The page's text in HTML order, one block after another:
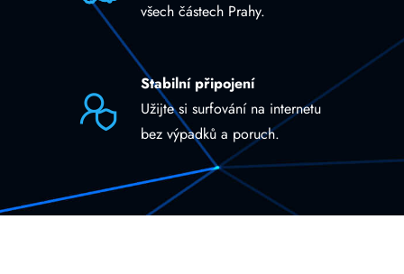
všech částech Prahy.
Stabilní připojení
Užijte si surfování na internetu
bez výpadků a poruch.